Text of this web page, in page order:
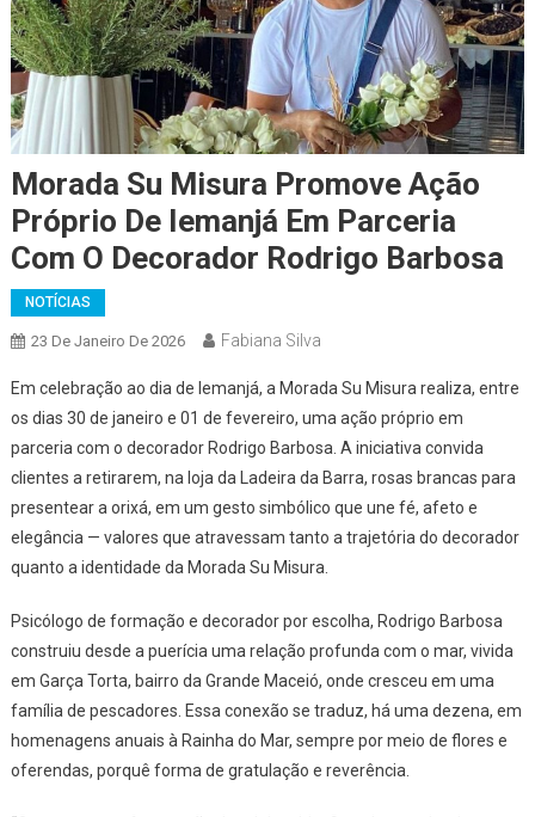
Morada Su Misura Promove Ação
Próprio De Iemanjá Em Parceria
Com O Decorador Rodrigo Barbosa
NOTÍCIAS
23 De Janeiro De 2026 Fabiana Silva
Em celebração ao dia de Iemanjá, a Morada Su Misura realiza, entre
os dias 30 de janeiro e 01 de fevereiro, uma ação próprio em
parceria com o decorador Rodrigo Barbosa. A iniciativa convida
clientes a retirarem, na loja da Ladeira da Barra, rosas brancas para
presentear a orixá, em um gesto simbólico que une fé, afeto e
elegância — valores que atravessam tanto a trajetória do decorador
quanto a identidade da Morada Su Misura.
Psicólogo de formação e decorador por escolha, Rodrigo Barbosa
construiu desde a puerícia uma relação profunda com o mar, vivida
em Garça Torta, bairro da Grande Maceió, onde cresceu em uma
família de pescadores. Essa conexão se traduz, há uma dezena, em
homenagens anuais à Rainha do Mar, sempre por meio de flores e
oferendas, porquê forma de gratulação e reverência.